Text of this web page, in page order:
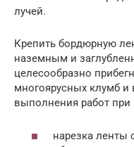
лучей.
Крепить бордюрную
наземным и
целесообразно
многоярусных клумб и
выполнения работ
нарезка ленты